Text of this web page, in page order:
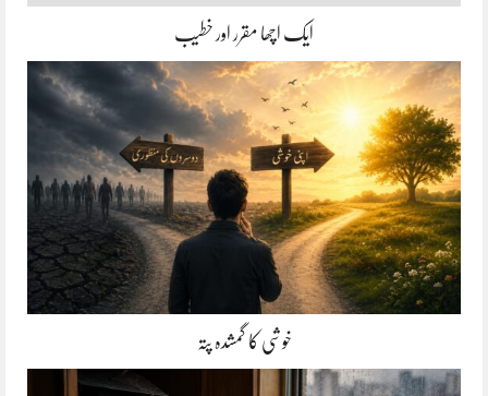
ایک اچھا مقرر اور خطیب
خوشی کا گمشدہ پتہ